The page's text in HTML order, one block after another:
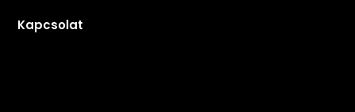
Kapcsolat